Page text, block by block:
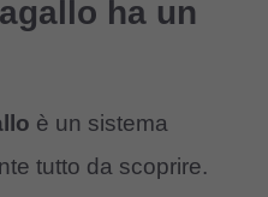
ha un
è un sistema
tutto da scoprire.